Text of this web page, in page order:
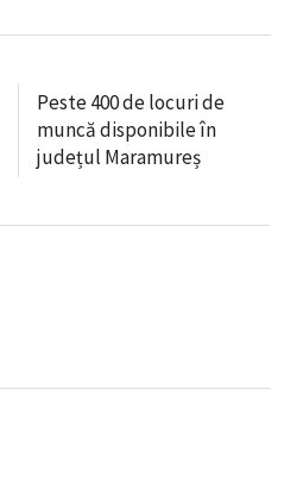
Peste 400 de locuri de
muncă disponibile în
județul Maramureș